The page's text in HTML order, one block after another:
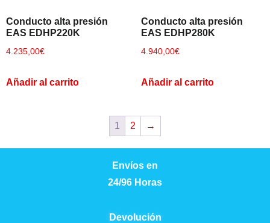
Conducto alta presión
EAS EDHP220K
4.235,00€
Añadir al carrito
Conducto alta presión
EAS EDHP280K
4.940,00€
Añadir al carrito
1 2 →
Envíos en
24/96 Horas
Devolución